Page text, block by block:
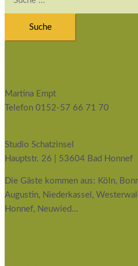
Martina Empt
Telefon 0152-57 66 71 70
Studio Schatzinsel
Hauptstr. 26 | 53604 Bad Honnef
Die Gäste kommen aus: Köln,
Augustin, Niederkassel,
Honnef, Neuwied…